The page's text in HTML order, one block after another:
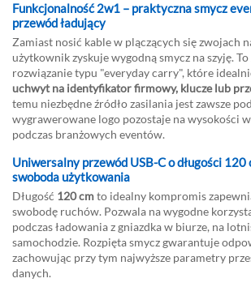
Funkcjonalność 2w1 – praktyczna smycz
przewód ładujący
Zamiast nosić kable w plączących się zwojach
użytkownik zyskuje wygodną smycz na szyję.
rozwiązanie typu "everyday carry", które
uchwyt na identyfikator firmowy, klucze lub
temu niezbędne źródło zasilania jest zawsze
wygrawerowane logo pozostaje na wysokości
podczas branżowych eventów.
Uniwersalny przewód USB-C o długości 120
swoboda użytkowania
Długość 120 cmto idealny kompromis
swobodę ruchów. Pozwala na wygodne
podczas ładowania z gniazdka w biurze, na
samochodzie. Rozpięta smycz gwarantuje
zachowując przy tym najwyższe parametry
danych.